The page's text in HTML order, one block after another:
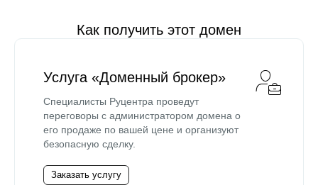
Как получить этот домен
Услуга «Доменный брокер»
Специалисты Руцентра проведут
переговоры с администратором домена о
его продаже по вашей цене и организуют
безопасную сделку.
Заказать услугу